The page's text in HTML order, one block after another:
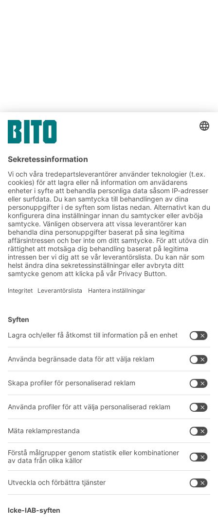
Prenumerera på vårt
nyhetsbrev:
Lager- och logistiknyheter
Exklusiva erbjudanden
Produktnyheter
Prenumerera på vårt
nyhetsbrev
Lösningar
Intralogistiklösningar
Lådsystem
Hyllsystem
Våra tjänster
Produktkatalog
BITO PROJEKTGUIDE
Nedladdningar
Företag
Vårt globala nätverk
Våra produktionsanläggningar
Följ oss
BIT O
YOUR LIFE.